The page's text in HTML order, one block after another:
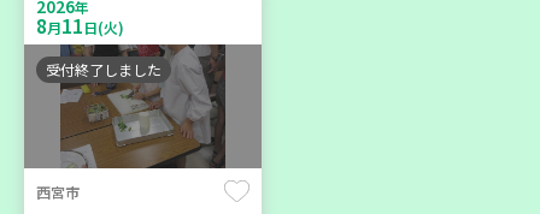
区】
子ども
親子で楽しむ
学び・体験
2026年
2026年
8月11日(火)
受付終了しました
西宮市